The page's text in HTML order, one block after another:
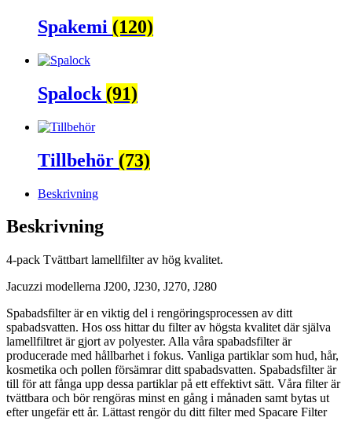
Spakemi (120)
Spalock (91)
Tillbehör (73)
Beskrivning
Beskrivning
4-pack Tvättbart lamellfilter av hög kvalitet.
Jacuzzi modellerna J200, J230, J270, J280
Spabadsfilter är en viktig del i rengöringsprocessen av ditt
spabadsvatten. Hos oss hittar du filter av högsta kvalitet där själva
lamellfiltret är gjort av polyester. Alla våra spabadsfilter är
producerade med hållbarhet i fokus. Vanliga partiklar som hud, hår,
kosmetika och pollen försämrar ditt spabadsvatten. Spabadsfilter är
till för att fånga upp dessa partiklar på ett effektivt sätt. Våra filter är
tvättbara och bör rengöras minst en gång i månaden samt bytas ut
efter ungefär ett år. Lättast rengör du ditt filter med Spacare Filter